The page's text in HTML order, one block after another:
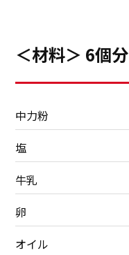
＜材料＞ 6個分
中力粉
塩
牛乳
卵
オイル